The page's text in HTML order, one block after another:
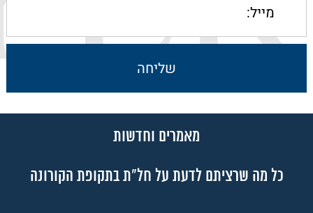
מאמרים וחדשות
כל מה שרציתם לדעת על חל"ת בתקופת הקורונה